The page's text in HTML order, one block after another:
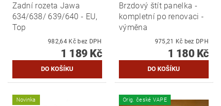
Zadní rozeta Jawa
634/638/ 639/640 - EU,
Top
982,64 Kč bez DPH
1 189 Kč
Brzdový štít panelka -
kompletní po renovaci -
výměna
975,21 Kč bez DPH
1 180 Kč
Novinka Orig. české VAPE